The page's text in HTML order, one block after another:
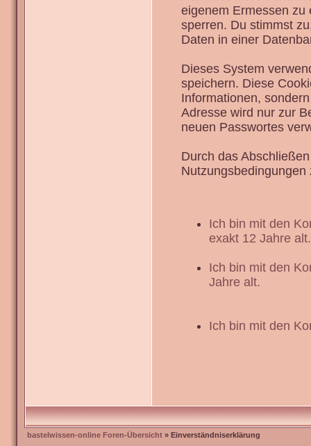
eigenem Ermessen zu
sperren. Du stimmst
Daten in einer
Dieses System
speichern. Diese
Informationen,
Adresse wird nur zur
neuen Passwortes
Durch das
Nutzungsbedingungen
Ich bin mit den
exakt 12 Jahre alt.
Ich bin mit den
Jahre alt.
Ich bin mit den
bastelwissen-online Foren-Übersicht » Einverständniserklärung